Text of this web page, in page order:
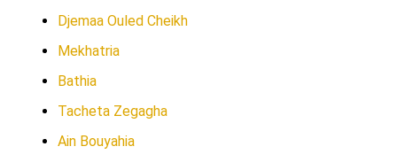
Djemaa Ouled Cheikh
Mekhatria
Bathia
Tacheta Zegagha
Ain Bouyahia